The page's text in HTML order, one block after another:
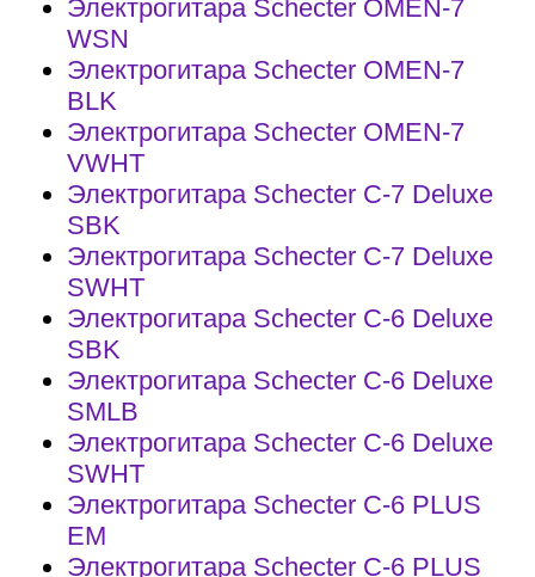
Электрогитара Schecter OMEN-7
WSN
Электрогитара Schecter OMEN-7
BLK
Электрогитара Schecter OMEN-7
VWHT
Электрогитара Schecter C-7 Deluxe
SBK
Электрогитара Schecter C-7 Deluxe
SWHT
Электрогитара Schecter C-6 Deluxe
SBK
Электрогитара Schecter C-6 Deluxe
SMLB
Электрогитара Schecter C-6 Deluxe
SWHT
Электрогитара Schecter C-6 PLUS
EM
Электрогитара Schecter C-6 PLUS